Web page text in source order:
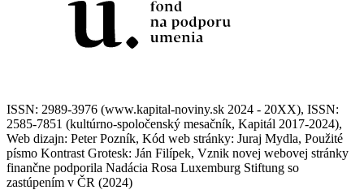
ISSN: 2989-3976 (www.kapital-noviny.sk 2024 - 20XX), ISSN:
2585-7851 (kultúrno-spoločenský mesačník, Kapitál 2017-2024),
Web dizajn: Peter Pozník, Kód web stránky: Juraj Mydla, Použité
písmo Kontrast Grotesk: Ján Filípek, Vznik novej webovej stránky
finančne podporila Nadácia Rosa Luxemburg Stiftung so
zastúpením v ČR (2024)